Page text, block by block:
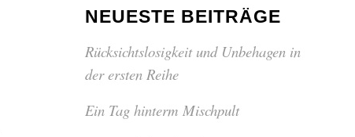
NEUESTE BEITRÄGE
Rücksichtslosigkeit und Unbehagen in
der ersten Reihe
Ein Tag hinterm Mischpult